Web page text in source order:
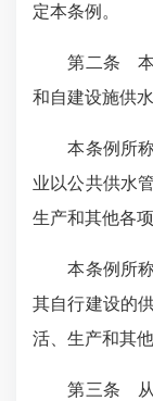
定本条例。
第二条 本条
和自建设施供水
本条例所称
业以公共供水
生产和其他各
本条例所称
其自行建设的
活、生产和其
第三条 从事